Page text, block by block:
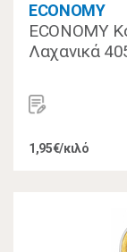
ECONOMY
ECONOMY
Λαχανικά
1,95€/κιλό